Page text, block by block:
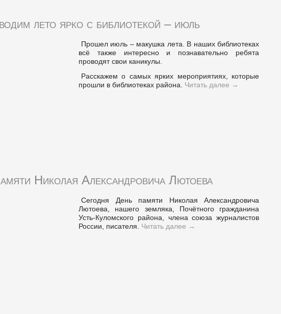
лето ярко с библиотекой – июль
Прошел июль – макушка лета. В наших библиотеках
всё также интересно и познавательно ребята
проводят свои каникулы.
Расскажем о самых ярких мероприятиях, которые
прошли в библиотеках района. Читать далее →
Николая Александровича Лютоева
Сегодня День памяти Николая Александровича
Лютоева, нашего земляка, Почётного гражданина
Усть-Куломского района, члена союза журналистов
России, писателя. Читать далее →